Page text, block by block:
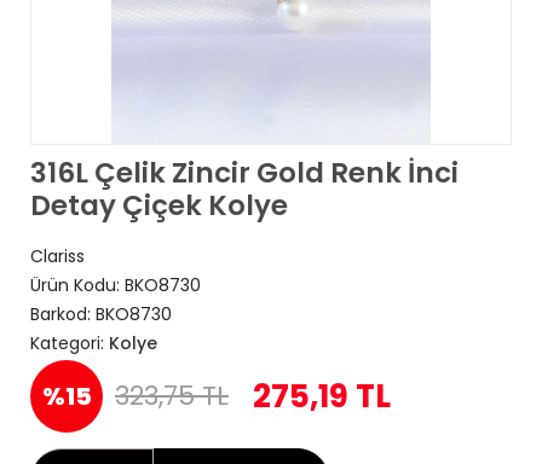
316L Çelik Zincir Gold Renk İnci
Detay Çiçek Kolye
Clariss
Ürün Kodu: BKO8730
Barkod: BKO8730
Kategori: Kolye
%15 323,75 TL 275,19 TL